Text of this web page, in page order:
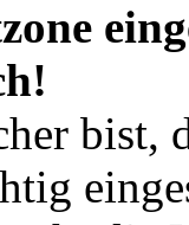
bist,